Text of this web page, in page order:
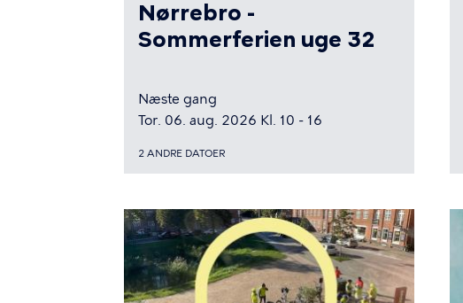
Nørrebro -
Sommerferien uge 32
Næste gang
Tor. 06. aug. 2026 Kl. 10 - 16
2 ANDRE DATOER